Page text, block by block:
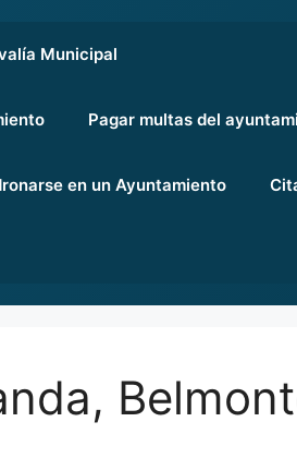
Municipal
Pagar multas del
en un Ayuntamiento